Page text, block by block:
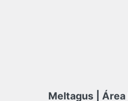
Meltagus | Área